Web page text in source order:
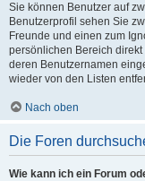
Sie können Benutzer auf
Benutzerprofil sehen Sie
Freunde und einen zum
persönlichen Bereich
deren Benutzernamen
wieder von den Listen
Nach oben
Die Foren
Wie kann ich ein Forum